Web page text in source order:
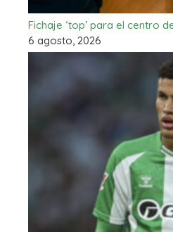
Fichaje ‘top’ para el centro
6 agosto, 2026